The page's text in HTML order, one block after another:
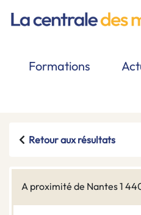
Formations
Retour aux résultats
A proximité de Nantes 1